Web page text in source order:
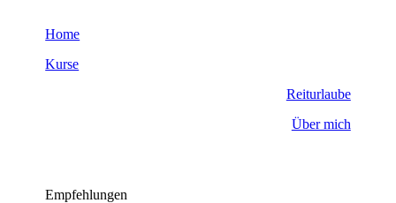
Home
Kurse
Reiturlaube
Über mich
Empfehlungen